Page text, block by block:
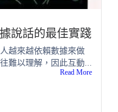
說話的最佳實踐
越來越依賴數據來做
難以理解，因此互動...
Read More